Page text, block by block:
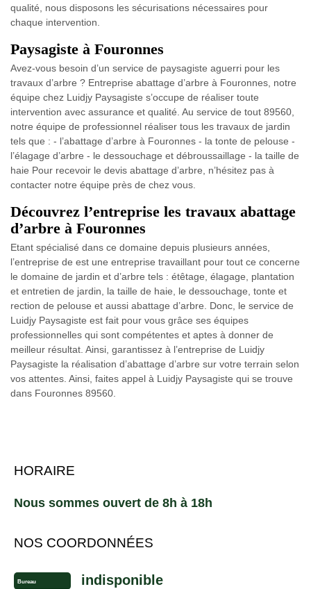
qualité, nous disposons les sécurisations nécessaires pour
chaque intervention.
Paysagiste à Fouronnes
Avez-vous besoin d’un service de paysagiste aguerri pour les
travaux d’arbre ? Entreprise abattage d’arbre à Fouronnes, notre
équipe chez Luidjy Paysagiste s’occupe de réaliser toute
intervention avec assurance et qualité. Au service de tout 89560,
notre équipe de professionnel réaliser tous les travaux de jardin
tels que : - l’abattage d’arbre à Fouronnes - la tonte de pelouse -
l’élagage d’arbre - le dessouchage et débroussaillage - la taille de
haie Pour recevoir le devis abattage d’arbre, n’hésitez pas à
contacter notre équipe près de chez vous.
Découvrez l’entreprise les travaux abattage
d’arbre à Fouronnes
Etant spécialisé dans ce domaine depuis plusieurs années,
l’entreprise de est une entreprise travaillant pour tout ce concerne
le domaine de jardin et d’arbre tels : étêtage, élagage, plantation
et entretien de jardin, la taille de haie, le dessouchage, tonte et
rection de pelouse et aussi abattage d’arbre. Donc, le service de
Luidjy Paysagiste est fait pour vous grâce ses équipes
professionnelles qui sont compétentes et aptes à donner de
meilleur résultat. Ainsi, garantissez à l’entreprise de Luidjy
Paysagiste la réalisation d’abattage d’arbre sur votre terrain selon
vos attentes. Ainsi, faites appel à Luidjy Paysagiste qui se trouve
dans Fouronnes 89560.
HORAIRE
Nous sommes ouvert de 8h à 18h
NOS COORDONNÉES
Bureau indisponible